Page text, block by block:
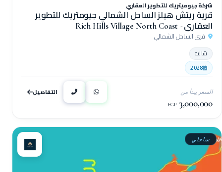
شركة جيوميتريك للتطوير العقاري
قرية ريتش هيلز الساحل الشمالي جيومتريك للتطوير
العقاري - Rich Hills Village North Coast
قرى الساحل الشمالي
شاليه
2028
السعر يبدأ من
3,000,000
EGP
التفاصيل
ساحلي